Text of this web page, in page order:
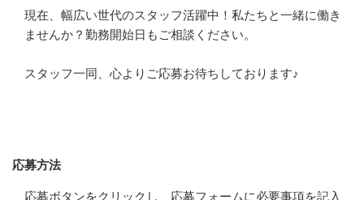
現在、幅広い世代のスタッフ活躍中！私たちと一緒に働き
ませんか？勤務開始日もご相談ください。
スタッフ一同、心よりご応募お待ちしております♪
応募方法
応募ボタンをクリックし、応募フォームに必要事項を記入